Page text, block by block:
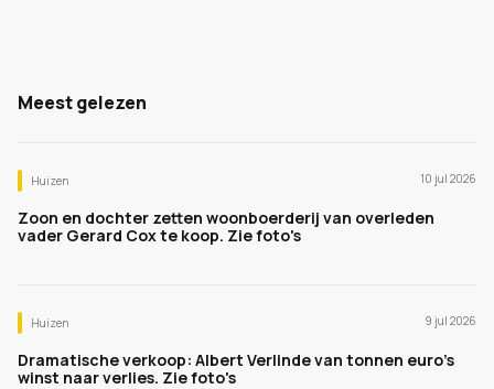
Meest gelezen
Huizen 10 jul 2026
Zoon en dochter zetten woonboerderij van overleden
vader Gerard Cox te koop. Zie foto's
Huizen 9 jul 2026
Dramatische verkoop: Albert Verlinde van tonnen euro's
winst naar verlies. Zie foto's